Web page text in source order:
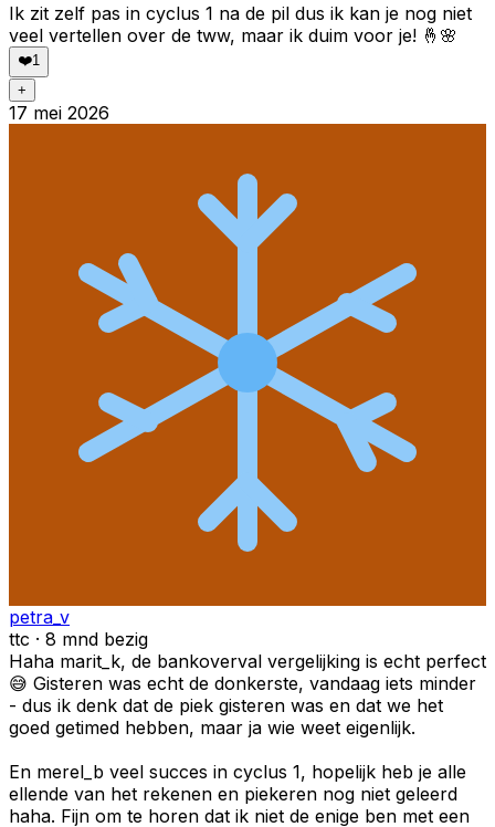
Ik zit zelf pas in cyclus 1 na de pil dus ik kan je nog niet
veel vertellen over de tww, maar ik duim voor je! 🤞🌸
❤️1
+
17 mei 2026
petra_v
ttc · 8 mnd bezig
Haha marit_k, de bankoverval vergelijking is echt perfect
😅 Gisteren was echt de donkerste, vandaag iets minder
- dus ik denk dat de piek gisteren was en dat we het
goed getimed hebben, maar ja wie weet eigenlijk.
En merel_b veel succes in cyclus 1, hopelijk heb je alle
ellende van het rekenen en piekeren nog niet geleerd
haha. Fijn om te horen dat ik niet de enige ben met een